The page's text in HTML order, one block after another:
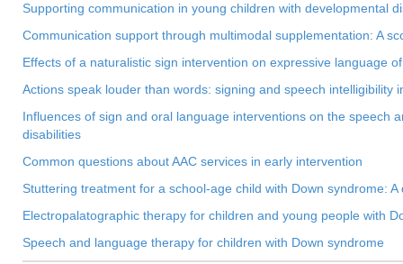
Supporting communication in young children with developmental
Communication support through multimodal supplementation: A
Effects of a naturalistic sign intervention on expressive language
Actions speak louder than words: signing and speech intelligibility
Influences of sign and oral language interventions on the speech
disabilities
Common questions about AAC services in early intervention
Stuttering treatment for a school-age child with Down syndrome:
Electropalatographic therapy for children and young people with
Speech and language therapy for children with Down syndrome